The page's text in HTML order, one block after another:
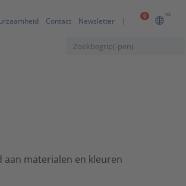
0 NL
Contact Newsletter
materialen en kleuren